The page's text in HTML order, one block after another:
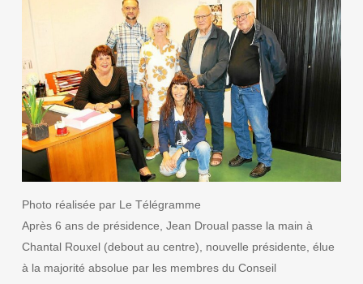
Photo réalisée par Le Télégramme
Après 6 ans de présidence, Jean Droual passe la main à
Chantal Rouxel (debout au centre), nouvelle présidente, élue
à la majorité absolue par les membres du Conseil